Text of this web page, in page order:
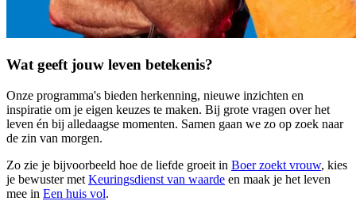
Wat geeft jouw leven betekenis?
Onze programma's bieden herkenning, nieuwe inzichten en
inspiratie om je eigen keuzes te maken. Bij grote vragen over het
leven én bij alledaagse momenten. Samen gaan we zo op zoek naar
de zin van morgen.
Zo zie je bijvoorbeeld hoe de liefde groeit in Boer zoekt vrouw, kies
je bewuster met Keuringsdienst van waarde en maak je het leven
mee in Een huis vol.